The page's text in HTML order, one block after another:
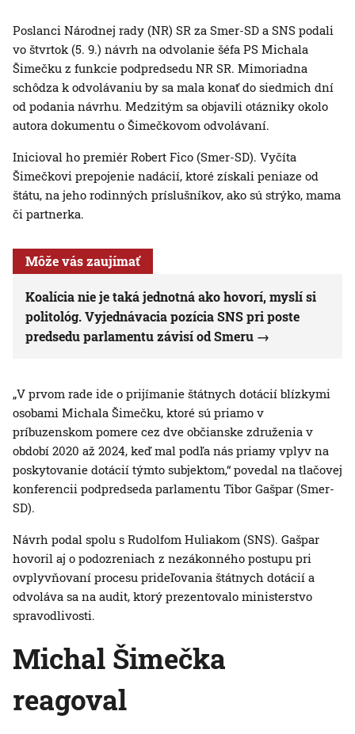
Poslanci Národnej rady (NR) SR za Smer-SD a SNS podali
vo štvrtok (5. 9.) návrh na odvolanie šéfa PS Michala
Šimečku z funkcie podpredsedu NR SR. Mimoriadna
schôdza k odvolávaniu by sa mala konať do siedmich dní
od podania návrhu. Medzitým sa objavili otázniky okolo
autora dokumentu o Šimečkovom odvolávaní.
Inicioval ho premiér Robert Fico (Smer-SD). Vyčíta
Šimečkovi prepojenie nadácií, ktoré získali peniaze od
štátu, na jeho rodinných príslušníkov, ako sú strýko, mama
či partnerka.
Môže vás zaujímať
Koalícia nie je taká jednotná ako hovorí, myslí si
politológ. Vyjednávacia pozícia SNS pri poste
predsedu parlamentu závisí od Smeru
„V prvom rade ide o prijímanie štátnych dotácií blízkymi
osobami Michala Šimečku, ktoré sú priamo v
príbuzenskom pomere cez dve občianske združenia v
období 2020 až 2024, keď mal podľa nás priamy vplyv na
poskytovanie dotácií týmto subjektom,“ povedal na tlačovej
konferencii podpredseda parlamentu Tibor Gašpar (Smer-
SD).
Návrh podal spolu s Rudolfom Huliakom (SNS). Gašpar
hovoril aj o podozreniach z nezákonného postupu pri
ovplyvňovaní procesu prideľovania štátnych dotácií a
odvoláva sa na audit, ktorý prezentovalo ministerstvo
spravodlivosti.
Michal Šimečka
reagoval